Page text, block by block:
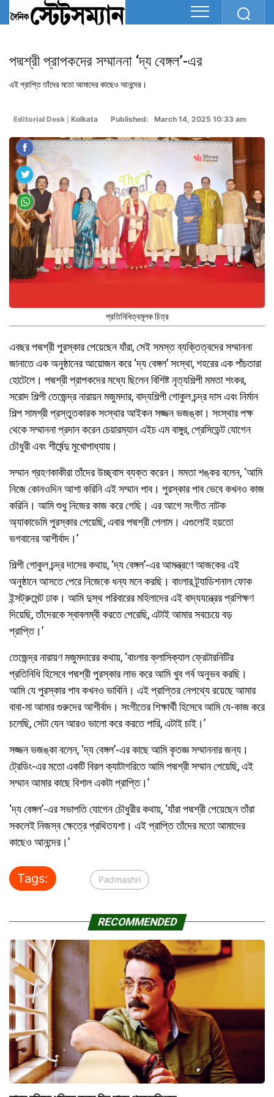
পদ্মশ্রী প্রাপকদের সম্মাননা ‘দ্য বেঙ্গল’-এর
এই প্রাপ্তি তাঁদের মতো আমাদের কাছেও আনন্দের।
Editorial Desk Kolkata Published: March 14, 2025 10:33 am
প্রতিনিধিত্বমূলক চিত্র
এবছর পদ্মশ্রী পুরস্কার পেয়েছেন যাঁরা, সেই সমস্ত ব্যক্তিত্বদের সম্মাননা
জানাতে এক অনুষ্ঠানের আয়োজন করে ‘দ্য বেঙ্গল’ সংস্থা, শহরের এক পাঁচতারা
হোটেলে। পদ্মশ্রী প্রাপকদের মধ্যে ছিলেন বিশিষ্ট নৃত্যশিল্পী মমতা শংকর,
সরোদ শিল্পী তেজেন্দ্র নারায়ন মজুমদার, বাদ্যশিল্পী গোকুল চন্দ্র দাস এবং নির্মান
শিল্প সামগ্রী প্রস্তুতকারক সংস্থার আইকন সজ্জন ভজঙ্কা। সংস্থার পক্ষ
থেকে সম্মাননা প্রদান করেন চেয়ারম্যান এইচ এম বাঙ্গুর, প্রেসিডেন্ট যোগেন
চৌধুরী এবং শীর্ষেন্দু মুখোপাধ্যায়।
সম্মান গ্রহণকাকীরা তাঁদের উচ্ছ্বাস ব্যক্ত করেন। মমতা শঙ্কর বলেন, ‘আমি
নিজে কোনওদিন আশা করিনি এই সম্মান পাব। পুরস্কার পাব ভেবে কখনও কাজ
করিনি। আমি শুধু নিজের কাজ করে গেছি। এর আগে সংগীত নাটক
অ্যাকাডেমি পুরস্কার পেয়েছি, এবার পদ্মশ্রী পেলাম। এগুলোই হয়তো
ভগবানের আশীর্বাদ।’
শিল্পী গোকুল চন্দ্র দাসের কথায়, ‘দ্য বেঙ্গল’-এর আমন্ত্রণে আজকের এই
অনুষ্ঠানে আসতে পেরে নিজেকে ধন্য মনে করছি। বাংলার ট্র্যাডিশনাল ফোক
ইন্সট্রুমেন্ট ঢাক। আমি দুস্থ পরিবারের মহিলাদের এই বাদ্যযন্ত্রের প্রশিক্ষণ
দিয়েছি, তাঁদেরকে স্বাবলম্বী করতে পেরেছি, এটাই আমার সবচেয়ে বড়
প্রাপ্তি।’
তেজেন্দ্র নারায়ণ মজুমদারের কথায়, ‘বাংলার ক্লাসিক্যাল ফ্রেটারনিটির
প্রতিনিধি হিসেবে পদ্মশ্রী পুরস্কার লাভ করে আমি খুব গর্ব অনুভব করছি।
আমি যে পুরস্কার পাব কখনও ভাবিনি। এই প্রাপ্তির নেপথ্যে রয়েছে আমার
বাবা-মা আমার গুরুদের আশীর্বাদ। সংগীতের শিক্ষার্থী হিসেবে আমি যে-কাজ করে
চলেছি, সেটা যেন আরও ভালো করে করতে পারি, এটাই চাই।’
সজ্জন ভজঙ্কা বলেন, ‘দ্য বেঙ্গল’-এর কাছে আমি কৃতজ্ঞ সম্মাননার জন্য।
ট্রেডিং-এর মতো একটি বিরল ক্যাটাগরিতে আমি পদ্মশ্রী সম্মান পেয়েছি, এই
সম্মান আমার কাছে বিশাল একটা প্রাপ্তি।’
‘দ্য বেঙ্গল’-এর সভাপতি যোগেন চৌধুরীর কথায়, ‘যাঁরা পদ্মশ্রী পেয়েছেন তাঁরা
সকলেই নিজস্ব ক্ষেত্রে প্রথিতযশা। এই প্রাপ্তি তাঁদের মতো আমাদের
কাছেও আনন্দের।’
Tags: Padmashri
RECOMMENDED